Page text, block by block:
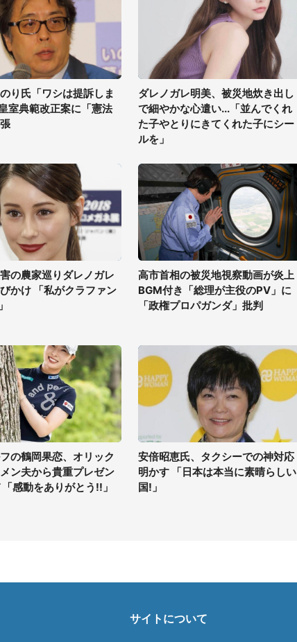
り氏「ワシは提訴しま
室典範改正案に「憲法
ダレノガレ明美、被災地炊き出し
で細やかな心遣い...「並んでくれ
た子やとりにきてくれた子にシー
ルを」
の農家巡りダレノガレ
かけ 「私がクラファン
高市首相の被災地視察動画が炎上
BGM付き「総理が主役のPV」に
「政権プロパガンダ」批判
の鶴岡果恋、オリック
ン夫から貴重プレゼン
「感動をありがとう!!」
安倍昭恵氏、タクシーでの神対応
明かす 「日本は本当に素晴らしい
国!」
サイトについて